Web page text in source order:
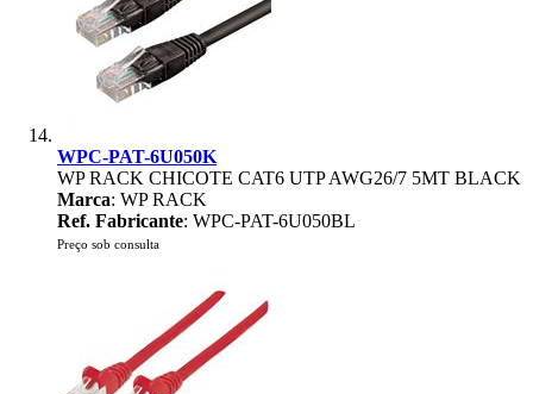
WPC-PAT-6U050K
WP RACK CHICOTE CAT6 UTP AWG26/7 5MT BLACK
Marca: WP RACK
Ref. Fabricante: WPC-PAT-6U050BL
Preço sob consulta